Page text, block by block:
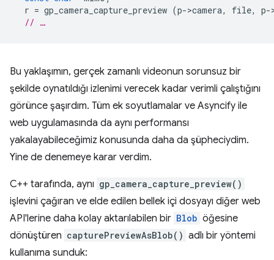
r = gp_camera_capture_preview (p->camera, file, p-
// …
Bu yaklaşımın, gerçek zamanlı videonun sorunsuz bir
şekilde oynatıldığı izlenimi verecek kadar verimli çalıştığını
görünce şaşırdım. Tüm ek soyutlamalar ve Asyncify ile
web uygulamasında da aynı performansı
yakalayabileceğimiz konusunda daha da şüpheciydim.
Yine de denemeye karar verdim.
C++ tarafında, aynı gp_camera_capture_preview()
işlevini çağıran ve elde edilen bellek içi dosyayı diğer web
API'lerine daha kolay aktarılabilen bir Blob öğesine
dönüştüren capturePreviewAsBlob() adlı bir yöntemi
kullanıma sunduk: